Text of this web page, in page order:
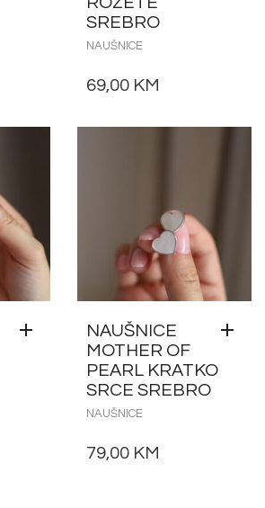
SREBRO
NAUŠNICE
69,00 KM
NAUŠNICE
MOTHER OF
PEARL KRATKO
SRCE SREBRO
NAUŠNICE
79,00 KM